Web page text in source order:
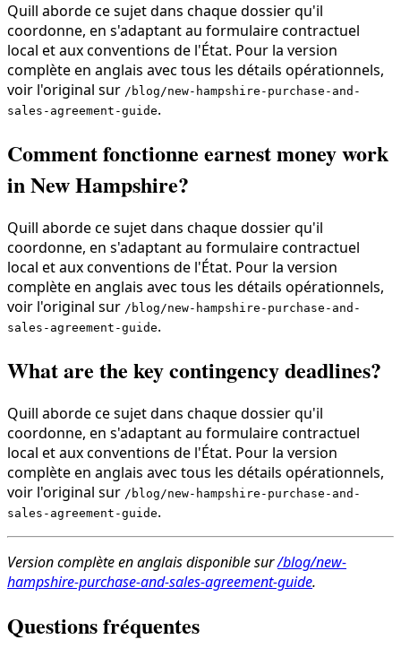
Quill aborde ce sujet dans chaque dossier qu'il
coordonne, en s'adaptant au formulaire contractuel
local et aux conventions de l'État. Pour la version
complète en anglais avec tous les détails opérationnels,
voir l'original sur /blog/new-hampshire-purchase-and-
sales-agreement-guide.
Comment fonctionne earnest money work
in New Hampshire?
Quill aborde ce sujet dans chaque dossier qu'il
coordonne, en s'adaptant au formulaire contractuel
local et aux conventions de l'État. Pour la version
complète en anglais avec tous les détails opérationnels,
voir l'original sur /blog/new-hampshire-purchase-and-
sales-agreement-guide.
What are the key contingency deadlines?
Quill aborde ce sujet dans chaque dossier qu'il
coordonne, en s'adaptant au formulaire contractuel
local et aux conventions de l'État. Pour la version
complète en anglais avec tous les détails opérationnels,
voir l'original sur /blog/new-hampshire-purchase-and-
sales-agreement-guide.
Version complète en anglais disponible sur/blog/new-
hampshire-purchase-and-sales-agreement-guide.
Questions fréquentes